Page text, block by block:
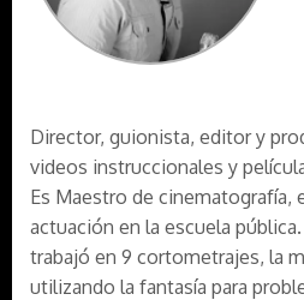
Director, guionista, editor y
videos instruccionales y
Es Maestro de cinematografía,
actuación en la escuela
trabajó en 9 cortometrajes, la
utilizando la fantasía para